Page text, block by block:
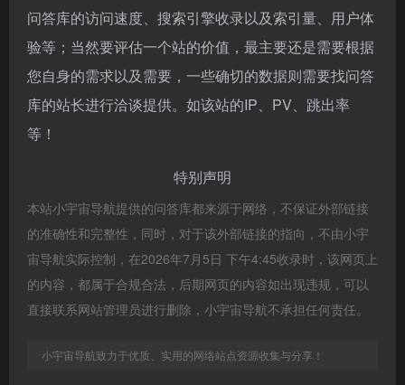
问答库的访问速度、搜索引擎收录以及索引量、用户体
验等；当然要评估一个站的价值，最主要还是需要根据
您自身的需求以及需要，一些确切的数据则需要找问答
库的站长进行洽谈提供。如该站的IP、PV、跳出率
等！
特别声明
本站小宇宙导航提供的问答库都来源于网络，不保证外部链接
的准确性和完整性，同时，对于该外部链接的指向，不由小宇
宙导航实际控制，在2026年7月5日 下午4:45收录时，该网页上
的内容，都属于合规合法，后期网页的内容如出现违规，可以
直接联系网站管理员进行删除，小宇宙导航不承担任何责任。
小宇宙导航致力于优质、实用的网络站点资源收集与分享！